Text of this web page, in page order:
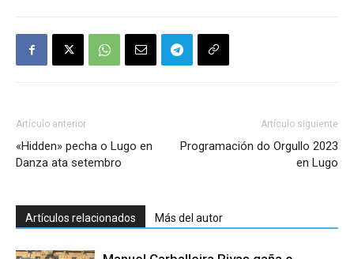
Artículo anterior
«Hidden» pecha o Lugo en
Danza ata setembro
Artículo siguiente
Programación do Orgullo 2023
en Lugo
Artículos relacionados Más del autor